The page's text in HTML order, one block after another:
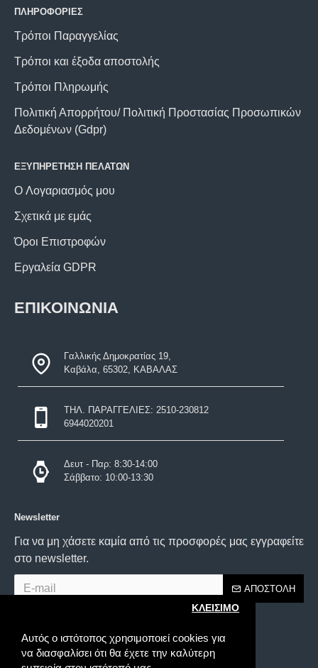
Αυτός ο ιστότοπος χρησιμοποιεί cookies για
να διασφαλίσει ότι θα έχετε την καλύτερη
ΚΛΕΙΣΙΜΟ
ΠΛΗΡΟΦΟΡΙΕΣ
Τρόποι Παραγγελίας
Τρόποι και έξοδα αποστολής
Τρόποι Πληρωμής
Πολιτική Απορρήτου/ Πολιτική Προστασίας Προσωπικών
Δεδομένων (Gdpr)
ΕΞΥΠΗΡΕΤΗΣΗ ΠΕΛΑΤΩΝ
O Λογαριασμός μου
Σχετικά με εμάς
Όροι Επιστροφών
Εργαλεία GDPR
ΕΠΙΚΟΙΝΩΝΙΑ
Γαλλικής Δημοκρατίας 19,
Καβάλα, 65302, ΚΑΒΑΛΑΣ
ΤΗΛ. ΠΑΡΑΓΓΕΛΙΕΣ: 2510-230812
6944020201
Δευτ - Παρ: 8:30-14:00
Σάββατο: 10:00-13:30
Newsletter
Για να μη χάσετε καμία από τις προσφορές μας εγγραφείτε
στο newsletter.
ΑΠΟΣΤΟΛΉ